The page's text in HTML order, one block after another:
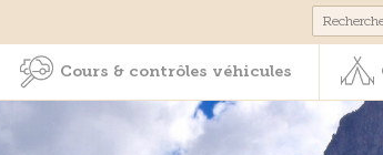
Cours & contrôles
Cours & contrôles véhicules